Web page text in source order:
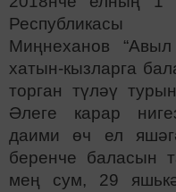
Республикасы
Миңнеханов
хатын-кызларга
торган түләү
Әлеге карар
даими өч ел
беренче баласын
мең сум, 29